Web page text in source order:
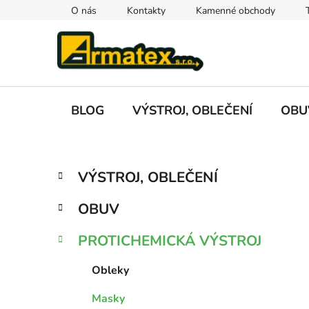
O nás Kontakty Kamenné obchody
BLOG VÝSTROJ, OBLEČENÍ
P
s
r
Přeskočit
kategorie
K
a
e
o
VÝSTROJ, OBLEČENÍ
OBUV
PROTICHEMICKÁ VÝSTROJ
Obleky
Masky